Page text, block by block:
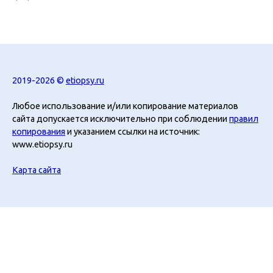
2019-2026 © etiopsy.ru
Любое использование и/или копирование материалов
сайта допускается исключительно при соблюденииправил
копирования и указанием ссылки на источник:
www.etiopsy.ru
Карта сайта